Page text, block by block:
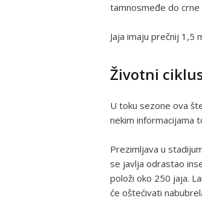
tamnosmeđe do crne
Jaja imaju prečnij 1,5
Životni
U toku sezone ova
nekim informacijama
Prezimljava u
se javlja odrastao
položi oko 250 jaja.
će oštećivati